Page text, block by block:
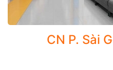
CN P. Sài